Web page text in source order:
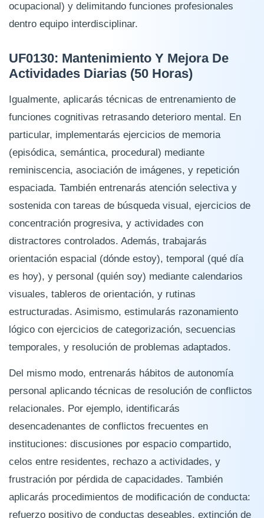
ocupacional) y delimitando funciones profesionales
dentro equipo interdisciplinar.
UF0130: Mantenimiento Y Mejora De
Actividades Diarias (50 Horas)
Igualmente, aplicarás técnicas de entrenamiento de
funciones cognitivas retrasando deterioro mental. En
particular, implementarás ejercicios de memoria
(episódica, semántica, procedural) mediante
reminiscencia, asociación de imágenes, y repetición
espaciada. También entrenarás atención selectiva y
sostenida con tareas de búsqueda visual, ejercicios de
concentración progresiva, y actividades con
distractores controlados. Además, trabajarás
orientación espacial (dónde estoy), temporal (qué día
es hoy), y personal (quién soy) mediante calendarios
visuales, tableros de orientación, y rutinas
estructuradas. Asimismo, estimularás razonamiento
lógico con ejercicios de categorización, secuencias
temporales, y resolución de problemas adaptados.
Del mismo modo, entrenarás hábitos de autonomía
personal aplicando técnicas de resolución de conflictos
relacionales. Por ejemplo, identificarás
desencadenantes de conflictos frecuentes en
instituciones: discusiones por espacio compartido,
celos entre residentes, rechazo a actividades, y
frustración por pérdida de capacidades. También
aplicarás procedimientos de modificación de conducta:
refuerzo positivo de conductas deseables, extinción de